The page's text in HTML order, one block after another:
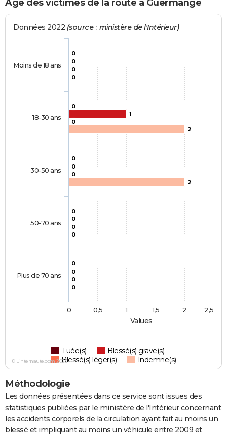
Age des victimes de la route à Guermange
Values
Données 2022 (source : ministère de l'Intérieur)
0
0
0
0
0
0
1
0
0
0
0
0
0
0
0
0
2
2
0
0
Tuée(s)
Blessé(s) grave(s)
Blessé(s) léger(s)
Indemne(s)
Moins de 18 ans
18-30 ans
30-50 ans
50-70 ans
Plus de 70 ans
0 0,5 1 1,5 2 2,5
© Linternaute.com 2026
Méthodologie
Les données présentées dans ce service sont issues des
statistiques publiées par le ministère de l'Intérieur concernant
les accidents corporels de la circulation ayant fait au moins un
blessé et impliquant au moins un véhicule entre 2009 et